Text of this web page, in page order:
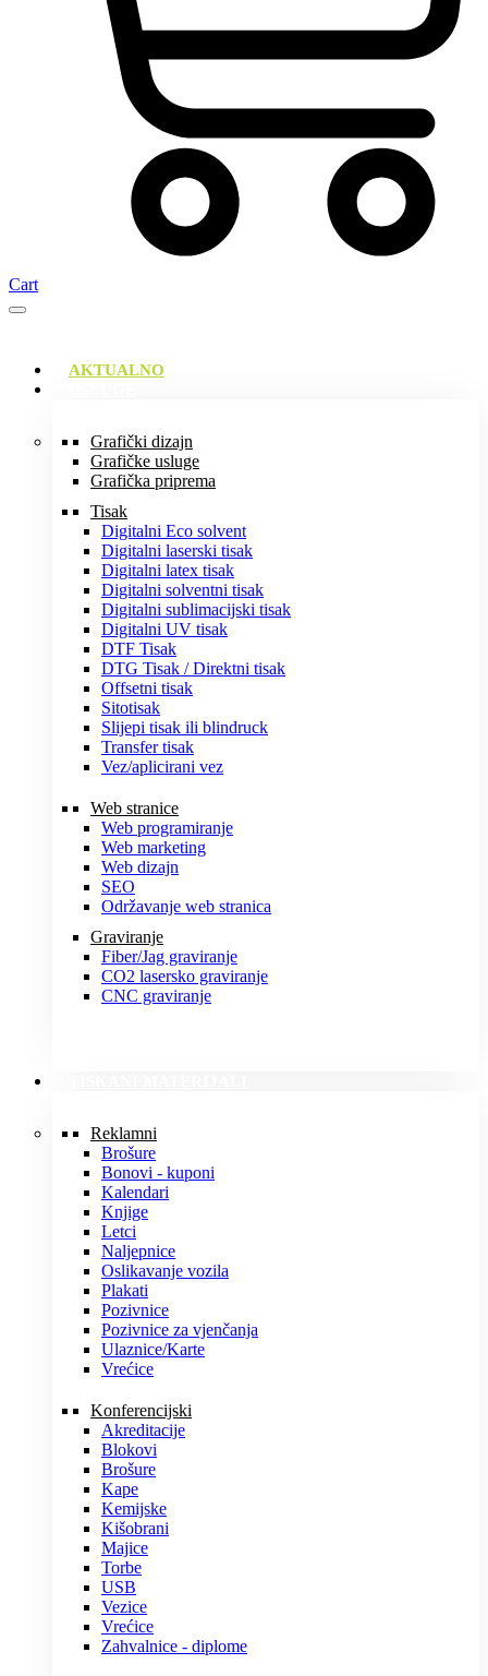
Cart
AKTUALNO
Grafički dizajn
Grafičke usluge
Grafička priprema
Tisak
Digitalni Eco solvent
Digitalni laserski tisak
Digitalni latex tisak
Digitalni solventni tisak
Digitalni sublimacijski tisak
Digitalni UV tisak
DTF Tisak
DTG Tisak / Direktni tisak
Offsetni tisak
Sitotisak
Slijepi tisak ili blindruck
Transfer tisak
Vez/aplicirani vez
Web stranice
Web programiranje
Web marketing
Web dizajn
SEO
Održavanje web stranica
Graviranje
Fiber/Jag graviranje
CO2 lasersko graviranje
CNC graviranje
Reklamni
Brošure
Bonovi - kuponi
Kalendari
Knjige
Letci
Naljepnice
Oslikavanje vozila
Plakati
Pozivnice
Pozivnice za vjenčanja
Ulaznice/Karte
Vrećice
Konferencijski
Akreditacije
Blokovi
Brošure
Kape
Kemijske
Kišobrani
Majice
Torbe
USB
Vezice
Vrećice
Zahvalnice - diplome